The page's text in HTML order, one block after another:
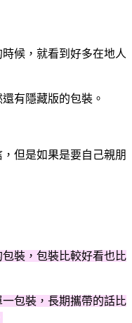
候，就看到好多在地人
有隱藏版的包裝。
但是如果是要自己親朋
裝，包裝比較好看也比
包裝，長期攜帶的話比